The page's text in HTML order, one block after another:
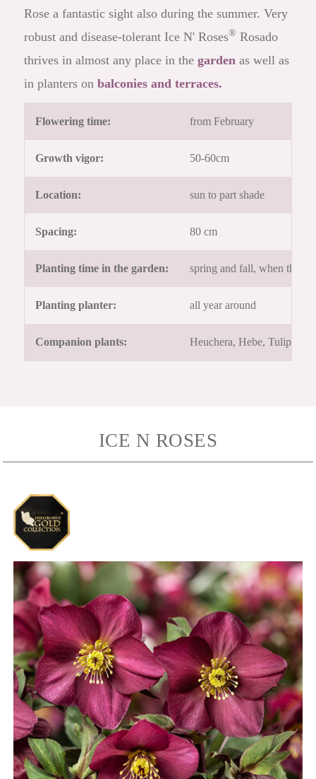
Rose a fantastic sight also during the summer. Very
robust and disease-tolerant Ice N' Roses® Rosado
thrives in almost any place in the garden as well as
in planters onbalconies and terraces.
Flowering time: from February
Growth vigor: 50-60cm
Location: sun to part shade
Spacing: 80 cm
Planting time in the garden: spring and fall, when the
Planting planter: all year around
Companion plants: Heuchera, Hebe, Tulipa,
ICE N ROSES